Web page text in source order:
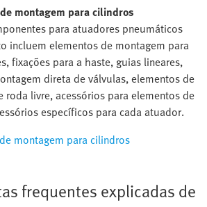
montagem para cilindros
para atuadores pneumáticos
incluem elementos de montagem para
fixações para a haste, guias lineares,
direta de válvulas, elementos de
roda livre, acessórios para elementos de
específicos para cada atuador.
montagem para cilindros
frequentes explicadas de